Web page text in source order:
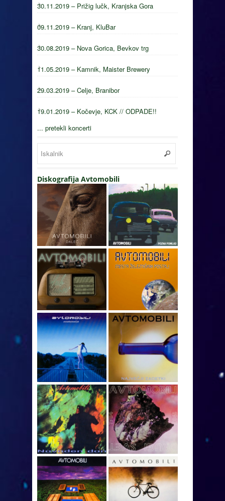
30.11.2019 – Prižig lučk, Kranjska Gora
09.11.2019 – Kranj, KluBar
30.08.2019 – Nova Gorica, Bevkov trg
11.05.2019 – Kamnik, Maister Brewery
29.03.2019 – Celje, Branibor
19.01.2019 – Kočevje, KCK // ODPADE!!
... pretekli koncerti
Diskografija Avtomobili